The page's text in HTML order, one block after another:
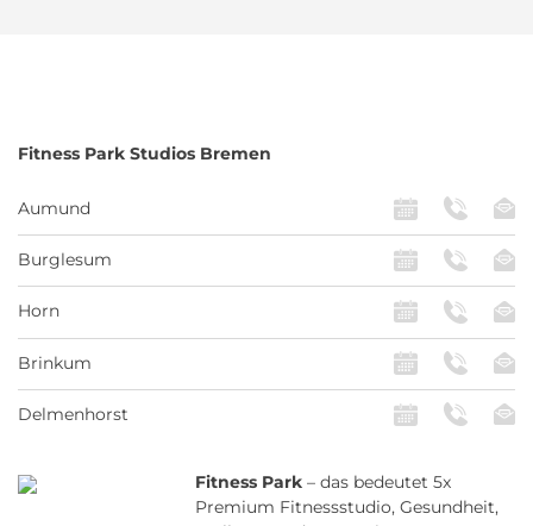
Fitness Park Studios Bremen
Aumund
Burglesum
Horn
Brinkum
Delmenhorst
Fitness Park – das bedeutet 5x
Premium Fitnessstudio, Gesundheit,